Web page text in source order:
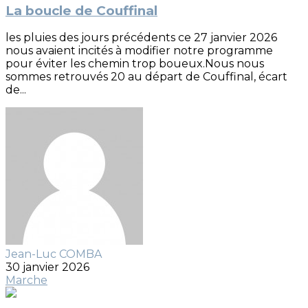
La boucle de Couffinal
les pluies des jours précédents ce 27 janvier 2026
nous avaient incités à modifier notre programme
pour éviter les chemin trop boueux.Nous nous
sommes retrouvés 20 au départ de Couffinal, écart
de...
Jean-Luc COMBA
30 janvier 2026
Marche